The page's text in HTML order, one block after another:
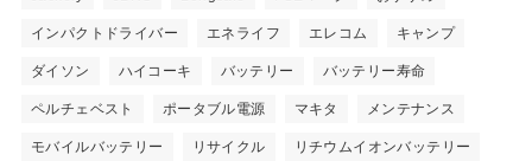
インパクトドライバー エネライフ エレコム キャンプ
ダイソン ハイコーキ バッテリー バッテリー寿命
ペルチェベスト ポータブル電源 マキタ メンテナンス
モバイルバッテリー リサイクル リチウムイオンバッテリー